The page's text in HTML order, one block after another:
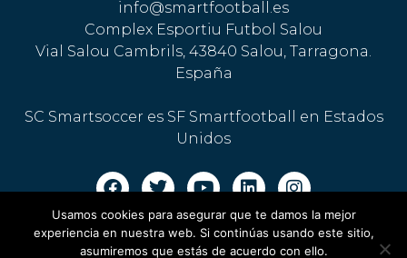
info@smartfootball.es
Complex Esportiu Futbol Salou
Vial Salou Cambrils, 43840 Salou, Tarragona.
España
SC Smartsoccer es SF Smartfootball en Estados
Unidos
Aviso legal · Política de cookies·Política de privacidad
Usamos cookies para asegurar que te damos la mejor
experiencia en nuestra web. Si continúas usando este sitio,
asumiremos que estás de acuerdo con ello.